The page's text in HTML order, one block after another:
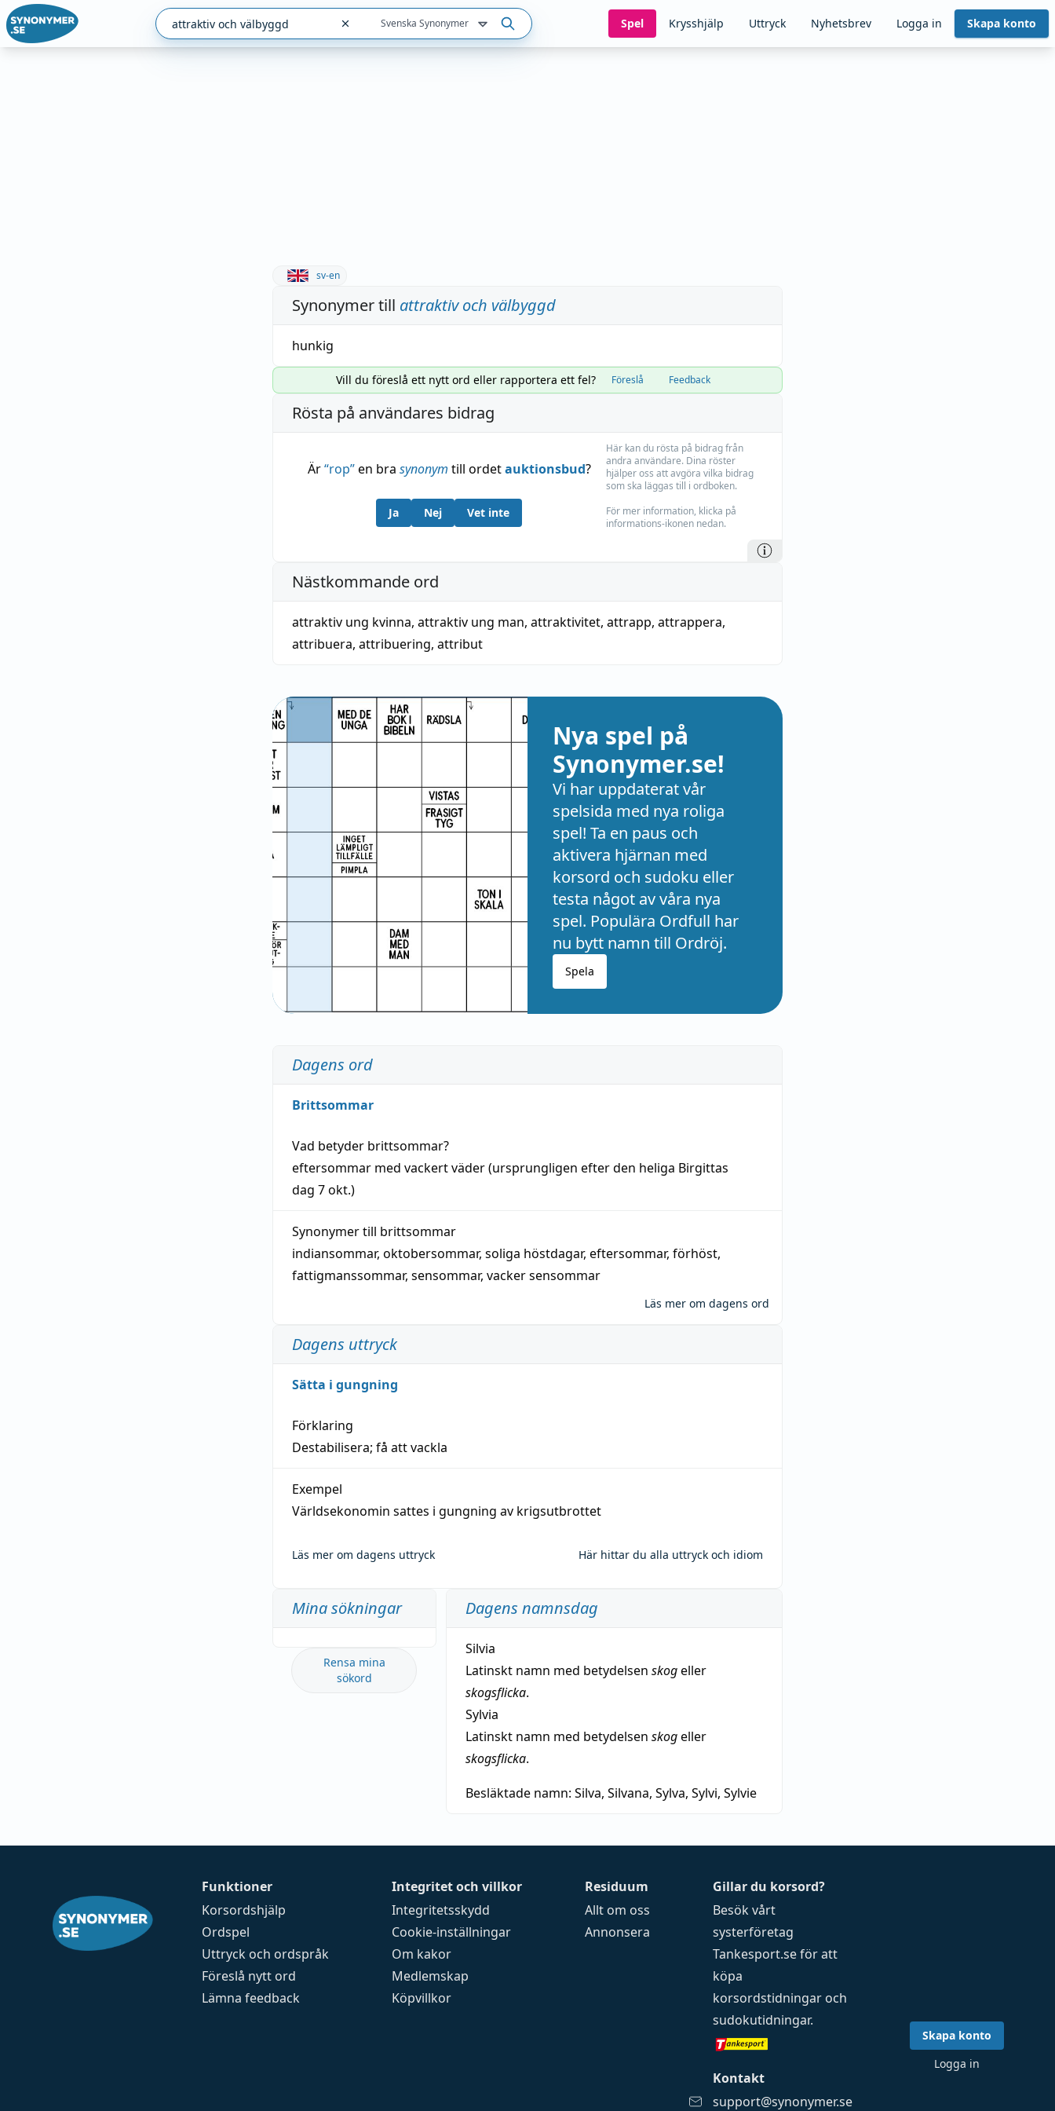
Svenska Synonymer Spel Krysshjälp Uttryck Nyhetsbrev Logga in Skapa konto
sv-en
Synonymer till attraktiv och välbyggd
hunkig
Vill du föreslå ett nytt ord eller rapportera ett fel? Föreslå Feedback
Rösta på användares bidrag
Är“rop”en bra synonym till ordetauktionsbud?
Ja Nej Vet inte
Här kan du rösta på bidrag från
andra användare. Dina röster
hjälper oss att avgöra vilka bidrag
som ska läggas till i ordboken.
För mer information, klicka på
informations-ikonen nedan.
Nästkommande ord
attraktiv ung kvinna, attraktiv ung man, attraktivitet, attrapp, attrappera,
attribuera, attribuering, attribut
Nya spel på
Synonymer.se!
Vi har uppdaterat vår
spelsida med nya roliga
spel! Ta en paus och
aktivera hjärnan med
korsord och sudoku eller
testa något av våra nya
spel. Populära Ordfull har
nu bytt namn till Ordröj.
Spela
Dagens ord
Brittsommar
Vad betyder brittsommar?
eftersommar med vackertväder(ursprungligen efter den heliga Birgittas
dag 7 okt.)
Synonymer till brittsommar
indiansommar, oktobersommar, soliga höstdagar, eftersommar, förhöst,
fattigmanssommar, sensommar, vacker sensommar
Läs mer om dagens ord
Dagens uttryck
Sätta i gungning
Förklaring
Destabilisera; få att vackla
Exempel
Världsekonomin sattes i gungning av krigsutbrottet
Läs mer om dagens uttryck Här hittar du alla uttryck och idiom
Mina sökningar
Rensa mina
sökord
Dagens namnsdag
Silvia
Latinskt namn med betydelsen skogeller
skogsflicka.
Sylvia
Latinskt namn med betydelsen skogeller
skogsflicka.
Besläktade namn: Silva, Silvana, Sylva, Sylvi, Sylvie
Funktioner
Korsordshjälp
Ordspel
Uttryck och ordspråk
Föreslå nytt ord
Lämna feedback
Integritet och villkor
Integritetsskydd
Cookie-inställningar
Om kakor
Medlemskap
Köpvillkor
Residuum
Allt om oss
Annonsera
Gillar du korsord?
Besök vårt
systerföretag
Tankesport.seför att
köpa
korsordstidningar och
sudokutidningar.
Kontakt
support@synonymer.se
Skapa konto
Logga in